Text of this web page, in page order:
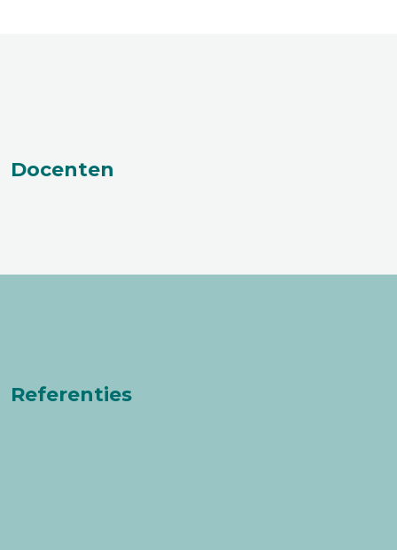
Docenten
Referenties